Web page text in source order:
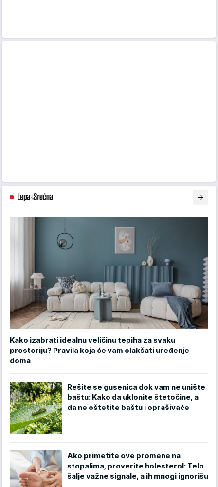
Kako izabrati idealnu veličinu tepiha za svaku
prostoriju? Pravila koja će vam olakšati uređenje
doma
Rešite se gusenica dok vam ne unište
baštu: Kako da uklonite štetočine, a
da ne oštetite baštu i oprašivače
Ako primetite ove promene na
stopalima, proverite holesterol: Telo
šalje važne signale, a ih mnogi ignorišu